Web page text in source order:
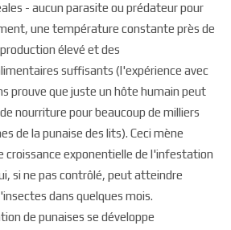
- aucun parasite ou prédateur pour
une température constante près de
élevé et des
suffisants (l'expérience avec
prouve que juste un hôte humain peut
nourriture pour beaucoup de milliers
de la punaise des lits). Ceci mène
croissance exponentielle de l'infestation
si ne pas contrôlé, peut atteindre
dans quelques mois.
de punaises se développe